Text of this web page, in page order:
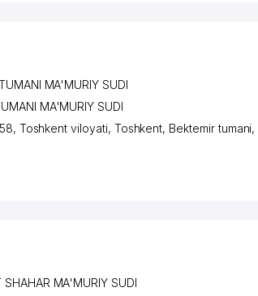
MA'MURIY SUDI
MA'MURIY SUDI
Toshkent viloyati, Toshkent, Bektemir tumani,
SHAHAR MA'MURIY SUDI